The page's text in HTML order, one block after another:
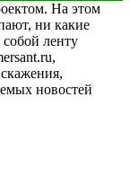
На этом
ни какие
ленту
новостей